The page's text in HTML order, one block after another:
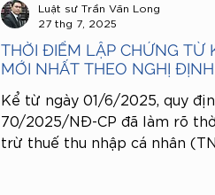
THỜI ĐIỂM LẬP CHỨNG TỪ
MỚI NHẤT THEO NGHỊ
Kể từ ngày 01/6/2025, quy
70/2025/NĐ-CP đã làm rõ
trừ thuế thu nhập cá nhân
Luật sư Trần Văn Long
27 thg 7, 2025